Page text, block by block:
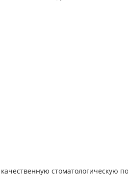
стоматологическую